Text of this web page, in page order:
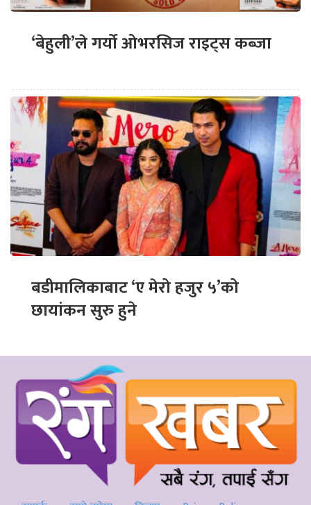
‘बेहुली’ले गर्यो ओभरसिज राइट्स कब्जा
बडीमालिकाबाट ‘ए मेरो हजुर ५’को
छायांकन सुरु हुने